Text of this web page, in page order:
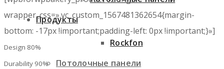
Продукты
Потолочные панели
Rockfon
wrapper_css=».vc_custom_1567481362654{margin-
bottom: -17px !important;padding-left: 0px !important;}»]
Design 80%
Durability 90%